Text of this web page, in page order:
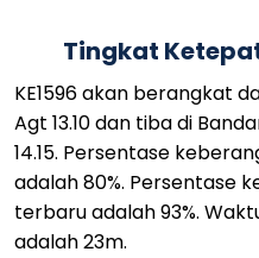
Tingkat
KE1596 akan berangkat
Agt 13.10 dan tiba di
14.15. Persentase
adalah 80%. Persentase
terbaru adalah 93%.
adalah 23m.